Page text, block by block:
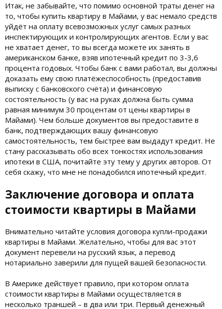
Итак, не забывайте, что помимо основной траты денег на
то, чтобы купить квартиру в Майами, у вас немало средств
уйдёт на оплату всевозможных услуг самых разных
инспектирующих и контролирующих агентов. Если у вас
не хватает денег, то вы всегда можете их занять в
американском банке, взяв ипотечный кредит по 3-3,6
процента годовых. Чтобы банк с вами работал, вы должны
доказать ему свою платёжеспособность (предоставив
выписку с банковского счёта) и финансовую
состоятельность (у вас на руках должна быть сумма
равная минимум 30 процентам от цены квартиры в
Майами). Чем больше документов вы предоставите в
банк, подтверждающих вашу финансовую
самостоятельность, тем быстрее вам выдадут кредит. Не
стану рассказывать обо всех тонкостях использования
ипотеки в США, почитайте эту тему у других авторов. От
себя скажу, что мне не понадобился ипотечный кредит.
Заключение договора и оплата
стоимости квартиры в Майами
Внимательно читайте условия договора купли-продажи
квартиры в Майами. Желательно, чтобы для вас этот
документ перевели на русский язык, а перевод
нотариально заверили для пущей вашей безопасности.
В Америке действует правило, при котором оплата
стоимости квартиры в Майами осуществляется в
несколько траншей – в два или три. Первый денежный